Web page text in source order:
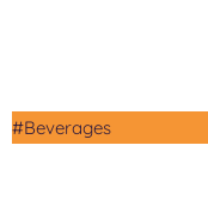
#Beverages